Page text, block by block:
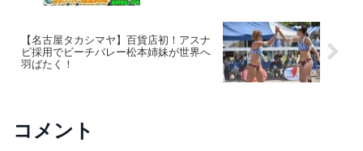
【名古屋タカシマヤ】百貨店初！アスナ
ビ採用でビーチバレー松本姉妹が世界へ
羽ばたく！
コメント